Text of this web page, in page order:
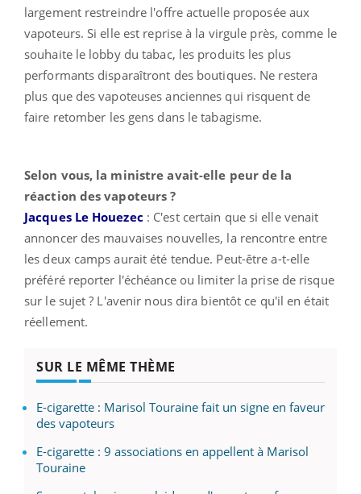
largement restreindre l'offre actuelle proposée aux
vapoteurs. Si elle est reprise à la virgule près, comme le
souhaite le lobby du tabac, les produits les plus
performants disparaîtront des boutiques. Ne restera
plus que des vapoteuses anciennes qui risquent de
faire retomber les gens dans le tabagisme.
Selon vous, la ministre avait-elle peur de la
réaction des vapoteurs ?
Jacques Le Houezec : C'est certain que si elle venait
annoncer des mauvaises nouvelles, la rencontre entre
les deux camps aurait été tendue. Peut-être a-t-elle
préféré reporter l'échéance ou limiter la prise de risque
sur le sujet ? L'avenir nous dira bientôt ce qu'il en était
réellement.
SUR LE MÊME THÈME
E-cigarette : Marisol Touraine fait un signe en faveur
des vapoteurs
E-cigarette : 9 associations en appellent à Marisol
Touraine